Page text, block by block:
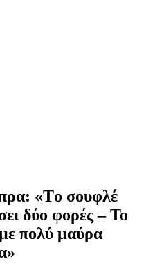
«Tο σουφλέ
δύο φορές – Το
πολύ μαύρα